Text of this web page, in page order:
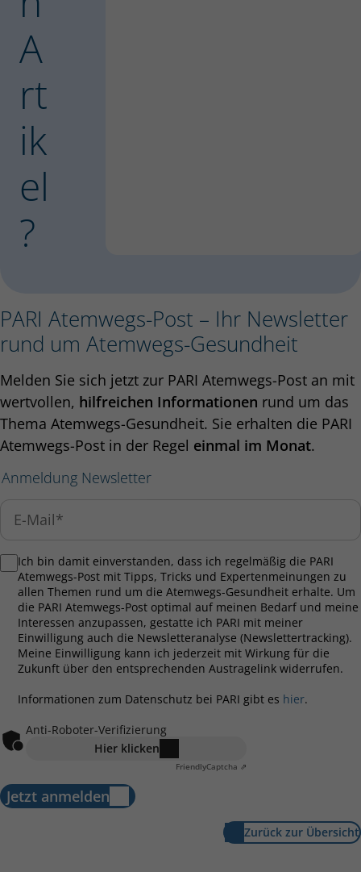
A
rt
ik
el
?
PARI Atemwegs-Post – Ihr Newsletter
rund um Atemwegs-Gesundheit
Melden Sie sich jetzt zur PARI Atemwegs-Post an mit
wertvollen, hilfreichen Informationen rund um das
Thema Atemwegs-Gesundheit. Sie erhalten die PARI
Atemwegs-Post in der Regel einmal im Monat.
Anmeldung Newsletter
Ich bin damit einverstanden, dass ich regelmäßig die PARI
Atemwegs-Post mit Tipps, Tricks und Expertenmeinungen zu
allen Themen rund um die Atemwegs-Gesundheit erhalte. Um
die PARI Atemwegs-Post optimal auf meinen Bedarf und meine
Interessen anzupassen, gestatte ich PARI mit meiner
Einwilligung auch die Newsletteranalyse (Newslettertracking).
Meine Einwilligung kann ich jederzeit mit Wirkung für die
Zukunft über den entsprechenden Austragelink widerrufen.
Informationen zum Datenschutz bei PARI gibt es hier.
Anti-Roboter-Verifizierung
Hier klicken
FriendlyCaptcha ⇗
Jetzt anmelden
Zurück zur Übersicht